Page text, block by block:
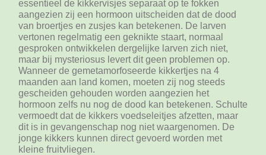
essentieel de kikkervisjes separaat op te fokken
aangezien zij een hormoon uitscheiden dat de dood
van broertjes en zusjes kan betekenen. De larven
vertonen regelmatig een geknikte staart, normaal
gesproken ontwikkelen dergelijke larven zich niet,
maar bij mysteriosus levert dit geen problemen op.
Wanneer de gemetamorfoseerde kikkertjes na 4
maanden aan land komen, moeten zij nog steeds
gescheiden gehouden worden aangezien het
hormoon zelfs nu nog de dood kan betekenen. Schulte
vermoedt dat de kikkers voedseleitjes afzetten, maar
dit is in gevangenschap nog niet waargenomen. De
jonge kikkers kunnen direct gevoerd worden met
kleine fruitvliegen.